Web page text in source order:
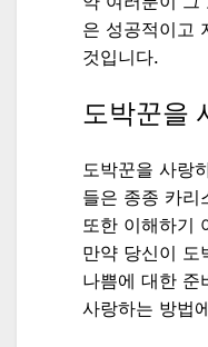
은 성공적이고
것입니다.
도박꾼을
도박꾼을 사랑
들은 종종 카리
또한 이해하기
만약 당신이 도
나쁨에 대한 준
사랑하는 방법